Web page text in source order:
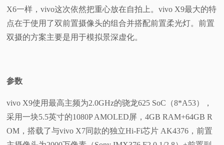
页
快
评
视
X6一样，vivo这次依然把重心放在自拍上。vivo X9最大的特
点在于使用了双前置摄像头的组合并搭配前置柔光灯。前置
双摄的方案主要是用于模拟景深虚化。
参数
vivo X9使用最高主频为2.0GHz的骁龙625 SoC（8*A53），
采用一块5.5英寸的1080P AMOLED屏，4GB RAM+64GB R
OM，搭载了与vivo X7同款的独立Hi-Fi芯片 AK4376，前置